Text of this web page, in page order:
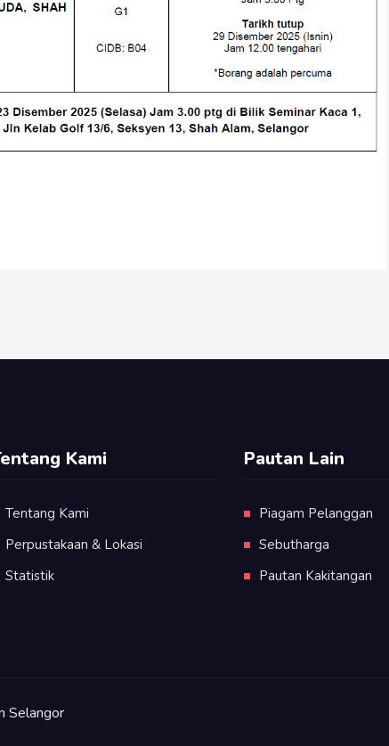
Kami
Tentang Kami
Perpustakaan & Lokasi
Statistik
Pautan Lain
Piagam Pelanggan
Sebutharga
Pautan Kakitangan
Selangor